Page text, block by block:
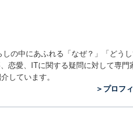
の中にあふれる「なぜ？」「どう
恋愛、ITに関する疑問に対して専門
しています。
＞プロフ